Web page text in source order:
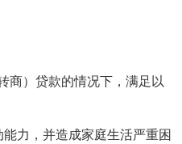
商）贷款的情况下，满足以
能力，并造成家庭生活严重困